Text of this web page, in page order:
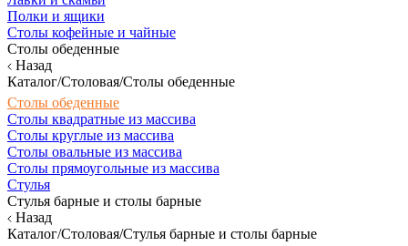
Полки и ящики
Столы кофейные и чайные
Столы обеденные
Назад
Каталог/Столовая/Столы обеденные
Столы обеденные
Столы квадратные из массива
Столы круглые из массива
Столы овальные из массива
Столы прямоугольные из массива
Стулья
Стулья барные и столы барные
Назад
Каталог/Столовая/Стулья барные и столы барные